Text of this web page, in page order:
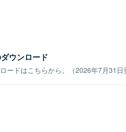
ウンロード
ードはこちらから。（2026年7月31日